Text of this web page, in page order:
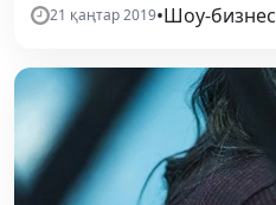
21 қаңтар 2019•Шоу-бизнес